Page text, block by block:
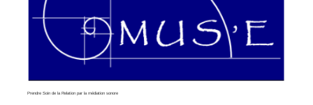
Prendre Soin de la Relation par la médiation sonore